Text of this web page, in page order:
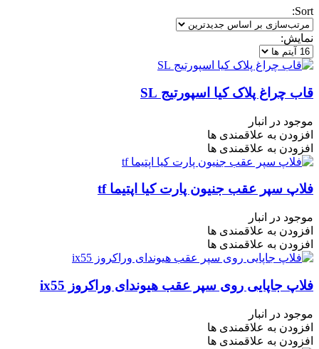
جدیدترین
Sort:
نمایش:
قاب چراغ پلاک کیا اسپورتیج SL
موجود در انبار
افزودن به علاقمندی ها
افزودن به علاقمندی ها
فلاپ سپر عقب جنیون پارت کیا اپتیما tf
موجود در انبار
افزودن به علاقمندی ها
افزودن به علاقمندی ها
فلاپ جاپایی روی سپر عقب هیوندای وراکروز ix55
موجود در انبار
افزودن به علاقمندی ها
افزودن به علاقمندی ها